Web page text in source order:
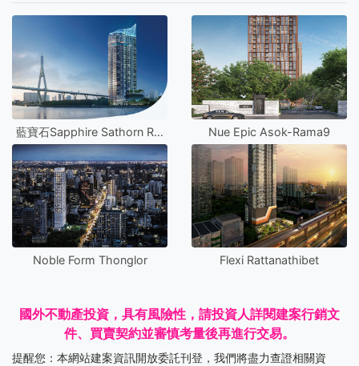
藍寶石Sapphire Sathorn Rama 3 Nue Epic Asok-Rama9
Noble Form Thonglor Flexi Rattanathibet
國外不動產投資，具有風險性，請投資人詳閱建案行銷文
件、買賣契約並審慎考量後再進行交易。
提醒您：本網站建案資訊開放委託刊登，我們將盡力查證相關資